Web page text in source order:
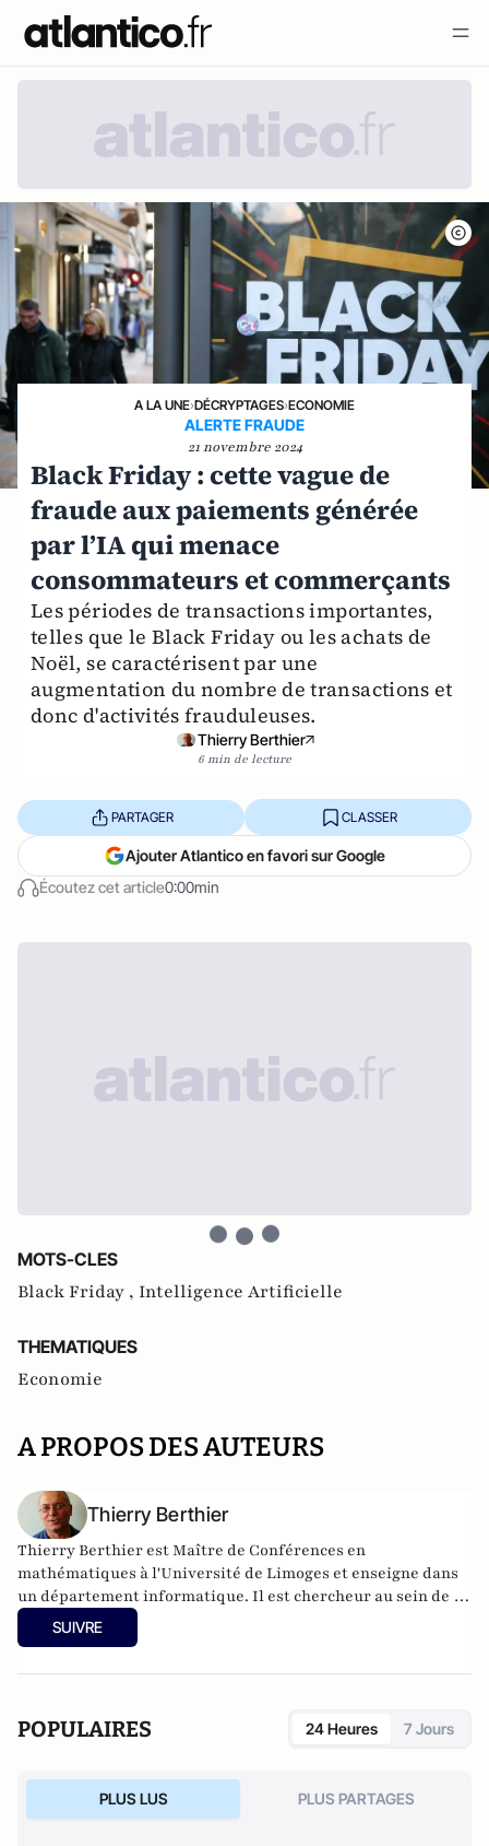
A LA UNE›DÉCRYPTAGES›ECONOMIE
ALERTE FRAUDE
21 novembre 2024
Black Friday : cette vague de
fraude aux paiements générée
par l’IA qui menace
consommateurs et commerçants
Les périodes de transactions importantes,
telles que le Black Friday ou les achats de
Noël, se caractérisent par une
augmentation du nombre de transactions et
donc d'activités frauduleuses.
Thierry Berthier
6 min de lecture
Écoutez cet article0:00min
PARTAGER CLASSER
Ajouter Atlantico en favori sur Google
MOTS-CLES
Black Friday , Intelligence Artificielle
THEMATIQUES
Economie
A PROPOS DES AUTEURS
Thierry Berthier
Thierry Berthier est Maître de Conférences en
mathématiques à l'Université de Limoges et enseigne dans
un département informatique. Il est chercheur au sein de la
Chaire de cybersécurité & cyberdéfense Saint-Cyr – Thales
-Sogeti et est membre de l'Institut Fredrik Bull.
SUIVRE
POPULAIRES 24 Heures 7 Jours
PLUS LUS PLUS PARTAGES